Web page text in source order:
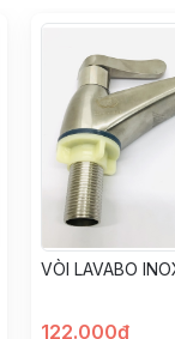
VÒI LAVABO
122.000đ